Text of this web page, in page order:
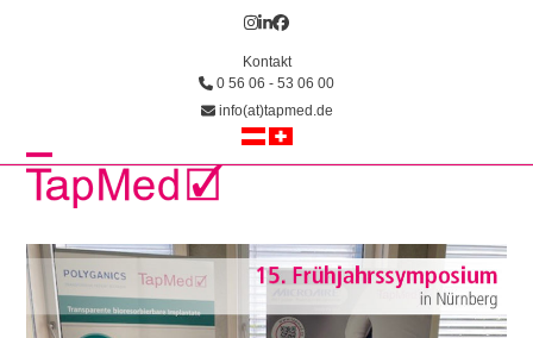
Instagram
LinkedIn
Facebook
Kontakt
0 56 06 - 53 06 00
info(at)tapmed.de
Open
menu
Close
menu